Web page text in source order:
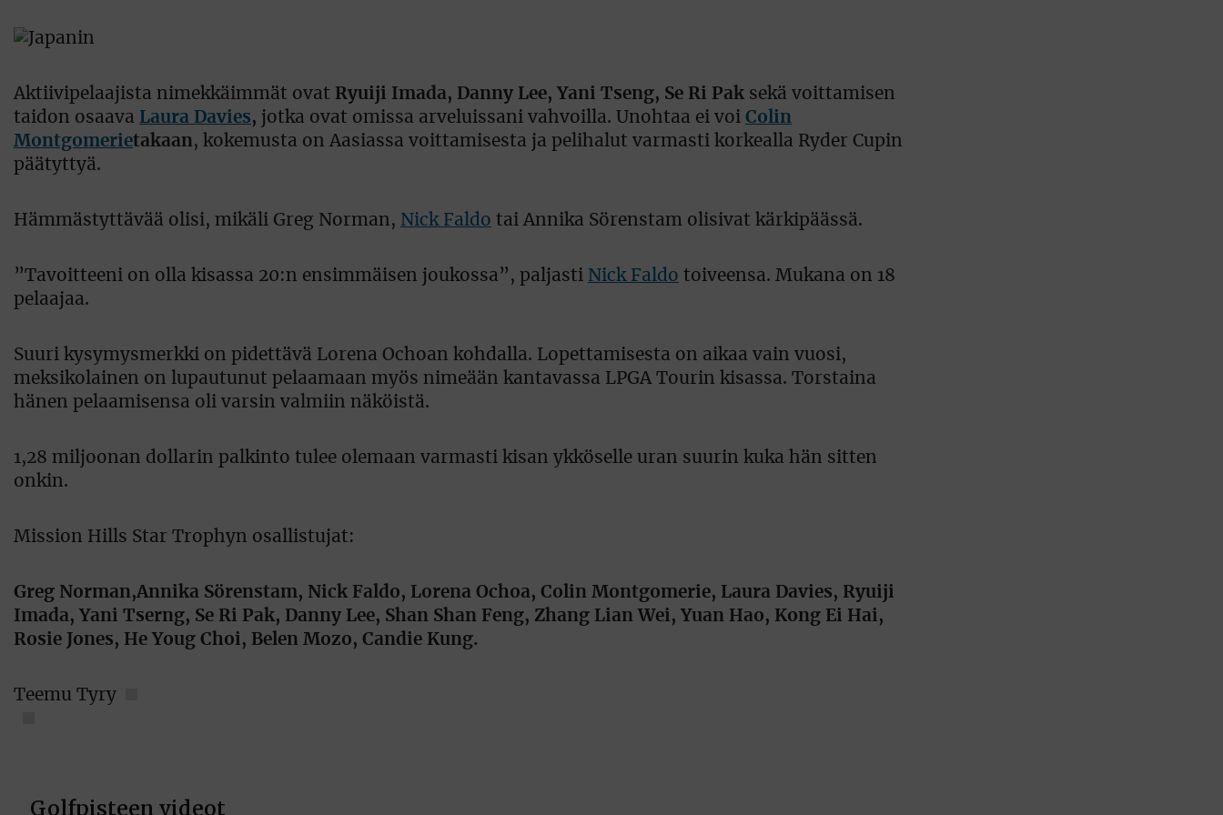
Aktiivipelaajista nimekkäimmät ovat Ryuiji Imada, Danny Lee, Yani Tseng, Se Ri Pak sekä voittamisen
taidon osaava Laura Davies, jotka ovat omissa arveluissani vahvoilla. Unohtaa ei voi Colin
Montgomerietakaan, kokemusta on Aasiassa voittamisesta ja pelihalut varmasti korkealla Ryder Cupin
päätyttyä.
Hämmästyttävää olisi, mikäli Greg Norman, Nick Faldo tai Annika Sörenstam olisivat kärkipäässä.
”Tavoitteeni on olla kisassa 20:n ensimmäisen joukossa”, paljasti Nick Faldo toiveensa. Mukana on 18
pelaajaa.
Suuri kysymysmerkki on pidettävä Lorena Ochoan kohdalla. Lopettamisesta on aikaa vain vuosi,
meksikolainen on lupautunut pelaamaan myös nimeään kantavassa LPGA Tourin kisassa. Torstaina
hänen pelaamisensa oli varsin valmiin näköistä.
1,28 miljoonan dollarin palkinto tulee olemaan varmasti kisan ykköselle uran suurin kuka hän sitten
onkin.
Mission Hills Star Trophyn osallistujat:
Greg Norman,Annika Sörenstam, Nick Faldo, Lorena Ochoa, Colin Montgomerie, Laura Davies, Ryuiji
Imada, Yani Tserng, Se Ri Pak, Danny Lee, Shan Shan Feng, Zhang Lian Wei, Yuan Hao, Kong Ei Hai,
Rosie Jones, He Youg Choi, Belen Mozo, Candie Kung.
Teemu Tyry